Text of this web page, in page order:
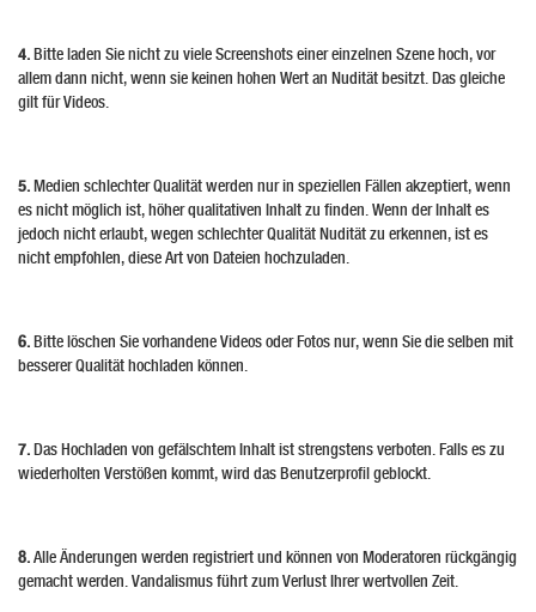
4.Bitte laden Sie nicht zu viele Screenshots einer einzelnen Szene hoch, vor
allem dann nicht, wenn sie keinen hohen Wert an Nudität besitzt. Das gleiche
gilt für Videos.
5.Medien schlechter Qualität werden nur in speziellen Fällen akzeptiert, wenn
es nicht möglich ist, höher qualitativen Inhalt zu finden. Wenn der Inhalt es
jedoch nicht erlaubt, wegen schlechter Qualität Nudität zu erkennen, ist es
nicht empfohlen, diese Art von Dateien hochzuladen.
6.Bitte löschen Sie vorhandene Videos oder Fotos nur, wenn Sie die selben mit
besserer Qualität hochladen können.
7.Das Hochladen von gefälschtem Inhalt ist strengstens verboten. Falls es zu
wiederholten Verstößen kommt, wird das Benutzerprofil geblockt.
8.Alle Änderungen werden registriert und können von Moderatoren rückgängig
gemacht werden. Vandalismus führt zum Verlust Ihrer wertvollen Zeit.